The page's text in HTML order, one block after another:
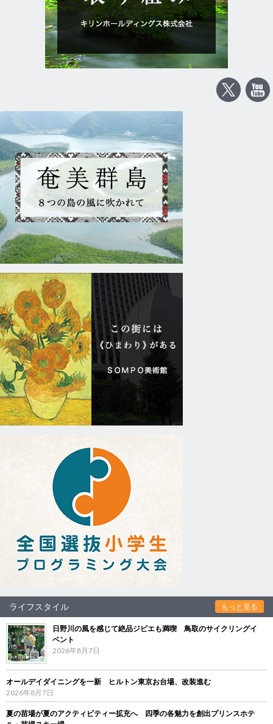
ライフスタイル もっと見る
日野川の風を感じて絶品ジビエも満喫 鳥取のサイクリングイ
ベント
2026年8月7日
オールデイダイニングを一新 ヒルトン東京お台場、改装進む
2026年8月7日
夏の苗場が夏のアクティビティー拡充へ 四季の各魅力を創出プリンスホテ